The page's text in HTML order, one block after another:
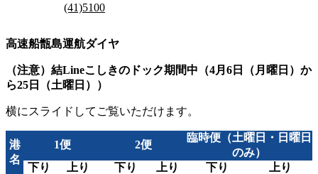
(41)5100
高速船甑島運航ダイヤ
（注意）結Lineこしきのドック期間中（4月6日（月曜日）か
ら25日（土曜日））
横にスライドしてご覧いただけます。
港
名
1便 2便
臨時便（土曜日・日曜日
のみ）
下り
上り 下り 上り 下り
上り